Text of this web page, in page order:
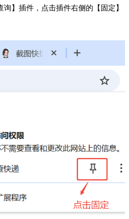
】插件，点击插件右侧的【固定】